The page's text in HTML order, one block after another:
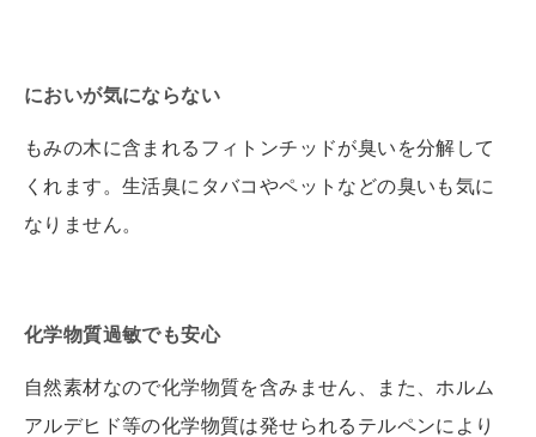
においが気にならない
もみの木に含まれるフィトンチッドが臭いを分解して
くれます。生活臭にタバコやペットなどの臭いも気に
なりません。
化学物質過敏でも安心
自然素材なので化学物質を含みません、また、ホルム
アルデヒド等の化学物質は発せられるテルペンにより